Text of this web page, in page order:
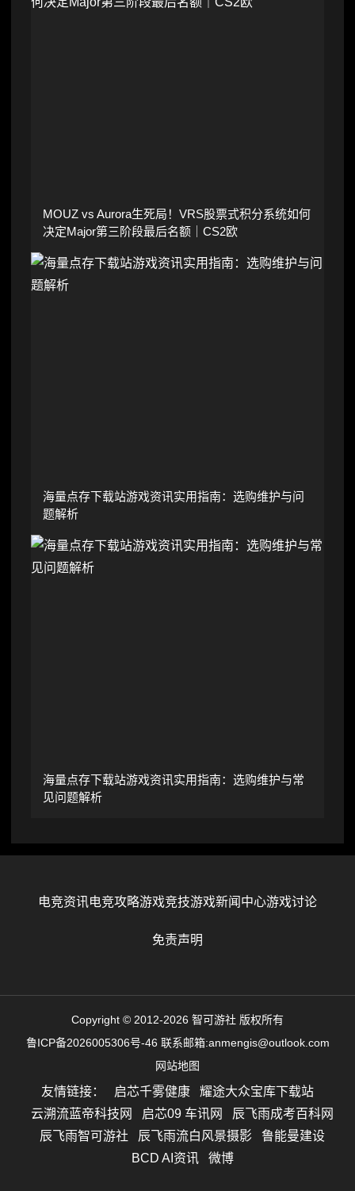
MOUZ vs Aurora生死局！VRS股票式积分系统如何
决定Major第三阶段最后名额｜CS2欧
海量点存下载站游戏资讯实用指南：选购维护与问
题解析
海量点存下载站游戏资讯实用指南：选购维护与常
见问题解析
电竞资讯电竞攻略游戏竞技游戏新闻中心游戏讨论
免责声明
Copyright © 2012-2026 智可游社 版权所有
鲁ICP备2026005306号-46 联系邮箱:anmengis@outlook.com
网站地图
友情链接： 启芯千雾健康
耀途大众宝库下载站
云溯流蓝帝科技网
启芯09 车讯网
辰飞雨成考百科网
辰飞雨智可游社
辰飞雨流白风景摄影
鲁能曼建设
BCD AI资讯
微博